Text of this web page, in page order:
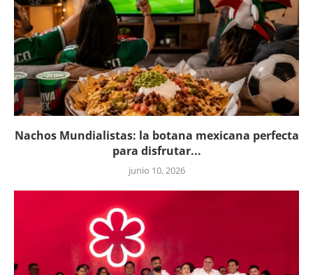
Nachos Mundialistas: la botana mexicana perfecta
para disfrutar...
junio 10, 2026